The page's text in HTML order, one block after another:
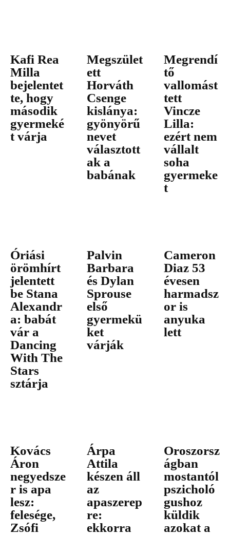
Kafi Rea
Milla
bejelentet
te, hogy
második
gyermeké
t várja
Megszület
ett
Horváth
Csenge
kislánya:
gyönyörű
nevet
választott
ak a
babának
Megrendí
tő
vallomást
tett
Vincze
Lilla:
ezért nem
vállalt
soha
gyermeke
t
Óriási
örömhírt
jelentett
be Stana
Alexandr
a: babát
vár a
Dancing
With The
Stars
sztárja
Palvin
Barbara
és Dylan
Sprouse
első
gyermekü
ket
várják
Cameron
Diaz 53
évesen
harmadsz
or is
anyuka
lett
Kovács
Áron
negyedsze
r is apa
lesz:
felesége,
Zsófi
Árpa
Attila
készen áll
az
apaszerep
re:
ekkorra
Oroszorsz
ágban
mostantól
pszicholó
gushoz
küldik
azokat a